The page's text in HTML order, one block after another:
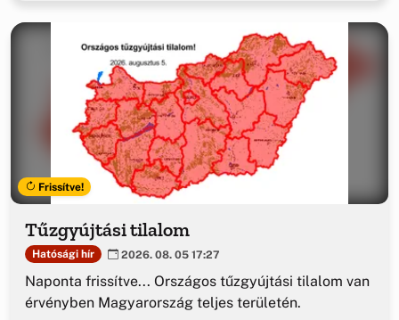
Frissítve!
Tűzgyújtási tilalom
Hatósági hír 2026. 08. 05 17:27
Naponta frissítve... Országos tűzgyújtási tilalom van
érvényben Magyarország teljes területén.